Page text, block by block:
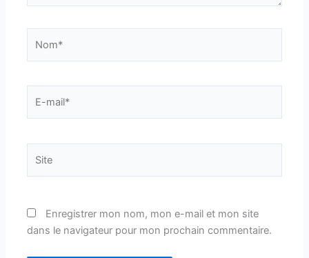
mail*
Enregistrer mon nom, mon e-mail et mon site
dans le navigateur pour mon prochain commentaire.